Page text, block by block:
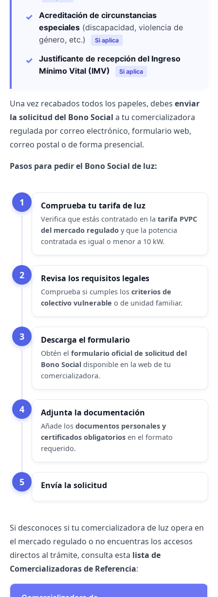
Acreditación de circunstancias
especiales (discapacidad, violencia de
género, etc.)
Si aplica
Justificante de recepción del Ingreso
Mínimo Vital (IMV)
Si aplica
Una vez recabados todos los papeles, debes enviar
la solicitud del Bono Social a tu comercializadora
regulada por correo electrónico, formulario web,
correo postal o de forma presencial.
Pasos para pedir el Bono Social de luz:
1 Comprueba tu tarifa de luz
Verifica que estás contratado en la tarifa PVPC
del mercado regulado y que la potencia
contratada es igual o menor a 10 kW.
2 Revisa los requisitos legales
Comprueba si cumples los criterios de
colectivo vulnerable o de unidad familiar.
3 Descarga el formulario
Obtén el formulario oficial de solicitud del
Bono Social disponible en la web de tu
comercializadora.
4 Adjunta la documentación
Añade los documentos personales y
certificados obligatorios en el formato
requerido.
5 Envía la solicitud
Si desconoces si tu comercializadora de luz opera en
el mercado regulado o no encuentras los accesos
directos al trámite, consulta esta lista de
Comercializadoras de Referencia: